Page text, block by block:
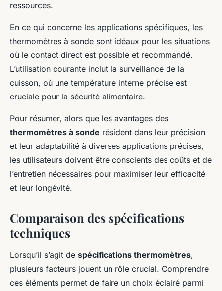
ressources.
En ce qui concerne les applications spécifiques, les
thermomètres à sonde sont idéaux pour les situations
où le contact direct est possible et recommandé.
L’utilisation courante inclut la surveillance de la
cuisson, où une température interne précise est
cruciale pour la sécurité alimentaire.
Pour résumer, alors que les avantages des
thermomètres à sonde résident dans leur précision
et leur adaptabilité à diverses applications précises,
les utilisateurs doivent être conscients des coûts et de
l’entretien nécessaires pour maximiser leur efficacité
et leur longévité.
Comparaison des spécifications
techniques
Lorsqu’il s’agit de spécifications thermomètres,
plusieurs facteurs jouent un rôle crucial. Comprendre
ces éléments permet de faire un choix éclairé parmi